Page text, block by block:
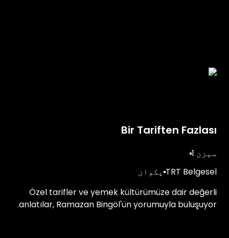
Bir Tariften Fazlası
سیزن 1
TRT Belgesel پکوان
Özel tarifler ve yemek kültürümüze dair değerli
anlatılar, Ramazan Bingöl'ün yorumuyla buluşuyor.